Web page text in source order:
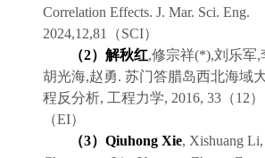
Correlation Effects. J. Mar. Sci. Eng.
2024,12,81
（SCI）
（2） 解秋红,修宗祥(*),刘乐军,
胡光海,赵勇. 苏门答腊岛西北海域
程反分析, 工程力学, 2016, 33（12）
（EI）
（3） Qiuhong Xie, Xishuang Li,